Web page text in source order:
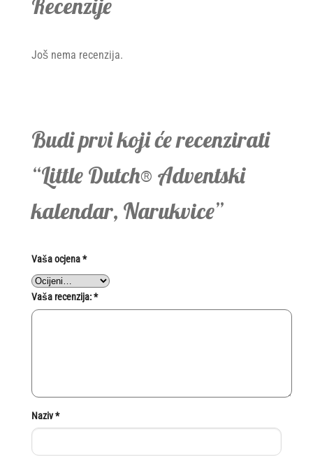
Recenzije
Još nema recenzija.
Budi prvi koji će recenzirati
“Little Dutch® Adventski
kalendar, Narukvice”
Vaša ocjena*
Vaša recenzija:*
Naziv*